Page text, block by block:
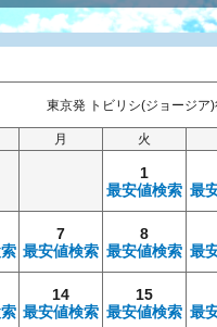
東京発 トビリシ(ジョージア)
月 火
1
最安値検索 最
7
最安値検索
8
最安値検索 最
14
最安値検索
15
最安値検索 最